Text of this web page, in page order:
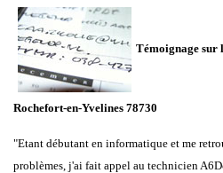
Témoignage
Rochefort-en-Yvelines 78730
"Etant débutant en informatique et me
problèmes, j'ai fait appel au technicien